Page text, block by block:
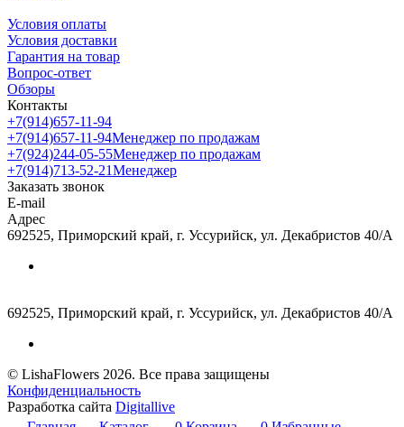
Условия оплаты
Условия доставки
Гарантия на товар
Вопрос-ответ
Обзоры
Контакты
+7(914)657-11-94
+7(914)657-11-94Менеджер по продажам
+7(924)244-05-55Менеджер по продажам
+7(914)713-52-21Менеджер
Заказать звонок
E-mail
Адрес
692525, Приморский край, г. Уссурийск, ул. Декабристов 40/А
692525, Приморский край, г. Уссурийск, ул. Декабристов 40/А
© LishaFlowers 2026. Все права защищены
Конфиденциальность
Разработка сайта Digitallive